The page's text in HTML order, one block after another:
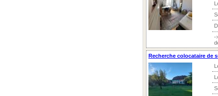
-
Recherche colocataire de